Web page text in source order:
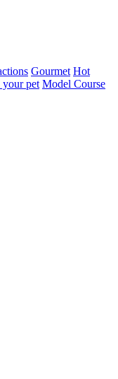
Gourmet Hot
pet Model Course